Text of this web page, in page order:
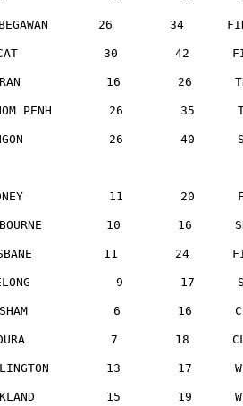
26        34
30        42
16        26
PENH        26        35
26        40
11        20
10        16
11        24
9        17
6        16
7        18
13        17
15        19